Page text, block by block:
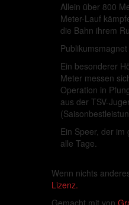
Allein über 800
Meter-Lauf
die Bahn ihrem
Ein besonderer
Meter messen
Operation in
aus der TSV-
Ein Speer, der
alle Tage.
Wenn nichts
Lizenz.
Gemacht mit von